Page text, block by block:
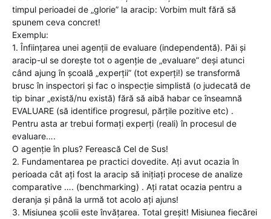
timpul perioadei de „glorie” la aracip: Vorbim mult fără să
spunem ceva concret!
Exemplu:
1. Înființarea unei agenții de evaluare (independentă). Păi și
aracip-ul se dorește tot o agenție de „evaluare” deși atunci
când ajung în școală „experții” (tot experți!) se transformă
brusc în inspectori și fac o inspecție simplistă (o judecată de
tip binar „există/nu există) fără să aibă habar ce înseamnă
EVALUARE (să identifice progresul, părțile pozitive etc) .
Pentru asta ar trebui formați experți (reali) în procesul de
evaluare….
O agenție în plus? Ferească Cel de Sus!
2. Fundamentarea pe practici dovedite. Ați avut ocazia în
perioada cât ați fost la aracip să inițiați procese de analize
comparative …. (benchmarking) . Ați ratat ocazia pentru a
deranja și până la urmă tot acolo ați ajuns!
3. Misiunea școlii este învățarea. Total greșit! Misiunea fiecărei